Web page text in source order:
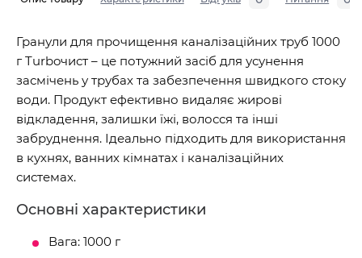
Гранули для прочищення каналізаційних труб 1000
г Turboчист – це потужний засіб для усунення
засмічень у трубах та забезпечення швидкого стоку
води. Продукт ефективно видаляє жирові
відкладення, залишки їжі, волосся та інші
забруднення. Ідеально підходить для використання
в кухнях, ванних кімнатах і каналізаційних
системах.
Основні характеристики
Вага: 1000 г